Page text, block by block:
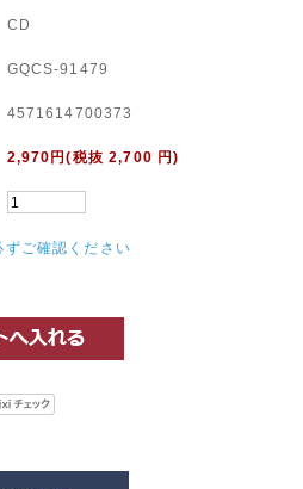
CD
GQCS-91479
4571614700373
2,970 円(税抜 2,700 円)
ご確認ください